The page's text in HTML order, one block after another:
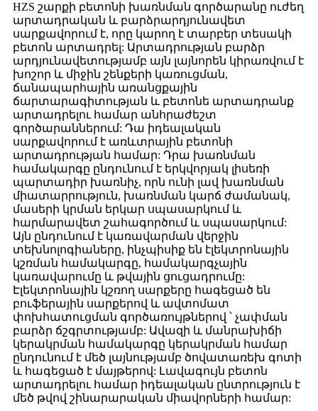
HZS շարքի բետոնի խառնման գործարանը ուժեղ
արտադրական և բարձրարդյունավետ
սարքավորում է, որը կարող է տարբեր տեսակի
բետոն արտադրել: Արտադրության բարձր
արդյունավետությամբ այն լայնորեն կիրառվում է
խոշոր և միջին շենքերի կառուցման,
ճանապարհային առանցքային
ճարտարագիտության և բետոնե արտադրանք
արտադրելու համար անհրաժեշտ
գործարաններում: Դա իդեալական
սարքավորում է առևտրային բետոնի
արտադրության համար: Դրա խառնման
համակարգը ընդունում է երկվորյակ լիսեռի
պարտադիր խառնիչ, որն ունի լավ խառնման
միատարրություն, խառնման կարճ ժամանակ,
մասերի կրման երկար սպասարկում և
հարմարավետ շահագործում և սպասարկում:
Այն ընդունում է կառավարման վերջին
տեխնոլոգիաները, ինչպիսիք են էլեկտրոնային
կշռման համակարգը, համակարգչային
կառավարումը և թվային ցուցադրումը:
Էլեկտրոնային կշռող սարքերը հագեցած են
բուֆերային սարքերով և ավտոմատ
փոխհատուցման գործառույթներով ՝ չափման
բարձր ճշգրտությամբ: Ավազի և մանրախիճի
կերակրման համակարգը կերակրման համար
ընդունում է մեծ լայնությամբ ծովատառեխ գոտի
և հագեցած է մայթերով: Լավագույն բետոն
արտադրելու համար իդեալական ընտրություն է
մեծ թվով շինարարական միավորների համար: